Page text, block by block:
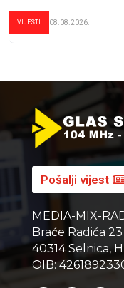
VIJESTI 08.08.2026.
Pošalji vijest
MEDIA-MIX-
Braće Radića 23
40314 Selnica,
OIB: